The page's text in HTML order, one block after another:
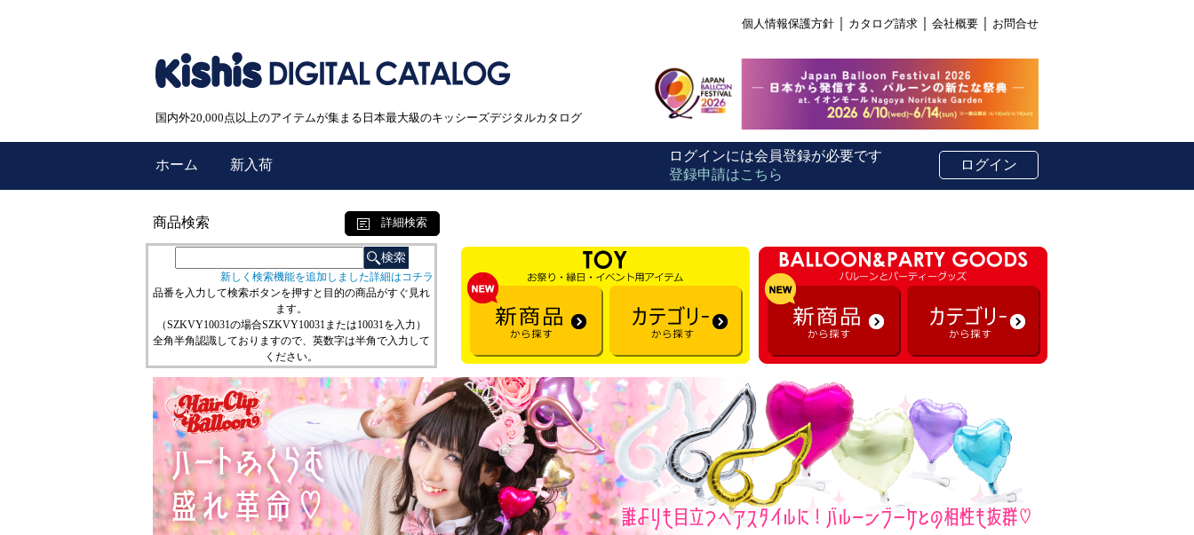
個人情報保護方針 カタログ請求 会社概要 お問合せ
国内外20,000点以上のアイテムが集まる日本最大級のキッシーズデジタルカタログ
ホーム 新入荷
ログインには会員登録が必要です
登録申請はこちら
ログイン
商品検索 詳細検索
新しく検索機能を追加しました詳細はコチラ
品番を入力して検索ボタンを押すと目的の商品がすぐ見れ
ます。
（SZKVY10031の場合SZKVY10031または10031を入力）
全角半角認識しておりますので、英数字は半角で入力して
ください。